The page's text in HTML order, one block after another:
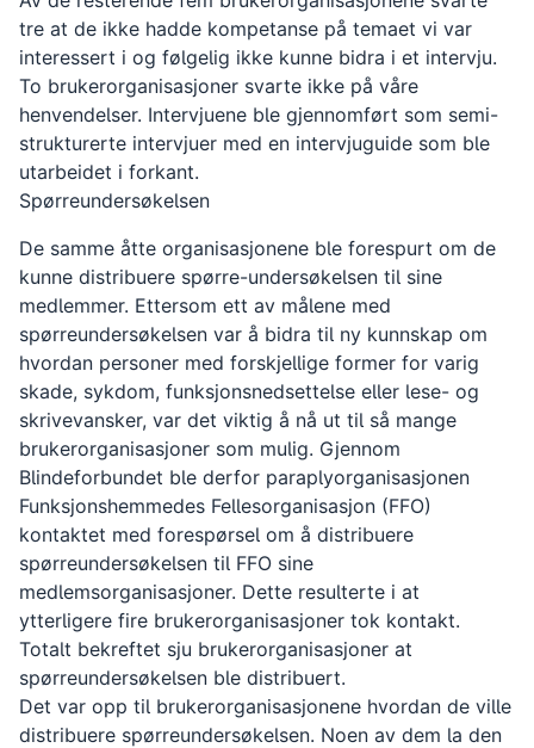
tre at de ikke hadde kompetanse på temaet vi var
interessert i og følgelig ikke kunne bidra i et intervju.
To brukerorganisasjoner svarte ikke på våre
henvendelser. Intervjuene ble gjennomført som semi-
strukturerte intervjuer med en intervjuguide som ble
utarbeidet i forkant.
Spørreundersøkelsen
De samme åtte organisasjonene ble forespurt om de
kunne distribuere spørre-undersøkelsen til sine
medlemmer. Ettersom ett av målene med
spørreundersøkelsen var å bidra til ny kunnskap om
hvordan personer med forskjellige former for varig
skade, sykdom, funksjonsnedsettelse eller lese- og
skrivevansker, var det viktig å nå ut til så mange
brukerorganisasjoner som mulig. Gjennom
Blindeforbundet ble derfor paraplyorganisasjonen
Funksjonshemmedes Fellesorganisasjon (FFO)
kontaktet med forespørsel om å distribuere
spørreundersøkelsen til FFO sine
medlemsorganisasjoner. Dette resulterte i at
ytterligere fire brukerorganisasjoner tok kontakt.
Totalt bekreftet sju brukerorganisasjoner at
spørreundersøkelsen ble distribuert.
Det var opp til brukerorganisasjonene hvordan de ville
distribuere spørreundersøkelsen. Noen av dem la den